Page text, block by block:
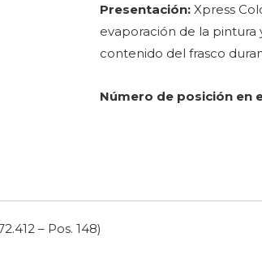
Presentación: Xpress
evaporación de la pintura
contenido del frasco
Número de posición en
– Pos. 148)